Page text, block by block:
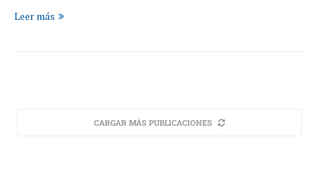
Leer más
CARGAR MÁS PUBLICACIONES